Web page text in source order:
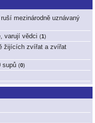
mezinárodně uznávaný
varují vědci (1)
žijících zvířat a zvířat
supů (0)